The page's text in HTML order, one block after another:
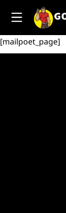
[mailpoet_page]